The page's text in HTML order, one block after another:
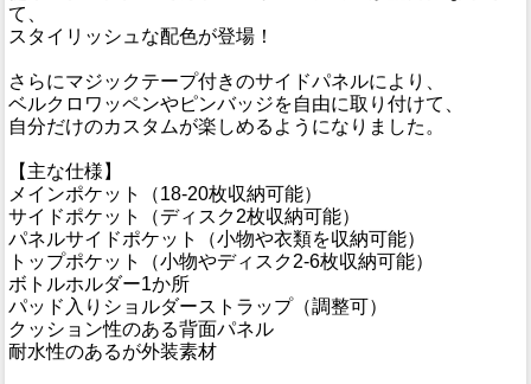
て、
スタイリッシュな配色が登場！
さらにマジックテープ付きのサイドパネルにより、
ベルクロワッペンやピンバッジを自由に取り付けて、
自分だけのカスタムが楽しめるようになりました。
【主な仕様】
メインポケット（18-20枚収納可能）
サイドポケット（ディスク2枚収納可能）
パネルサイドポケット（小物や衣類を収納可能）
トップポケット（小物やディスク2-6枚収納可能）
ボトルホルダー1か所
パッド入りショルダーストラップ（調整可）
クッション性のある背面パネル
耐水性のあるが外装素材